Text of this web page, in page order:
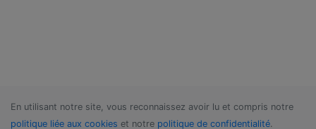
En utilisant notre site, vous reconnaissez avoir lu et compris notre
politique liée aux cookies et notre politique de confidentialité.